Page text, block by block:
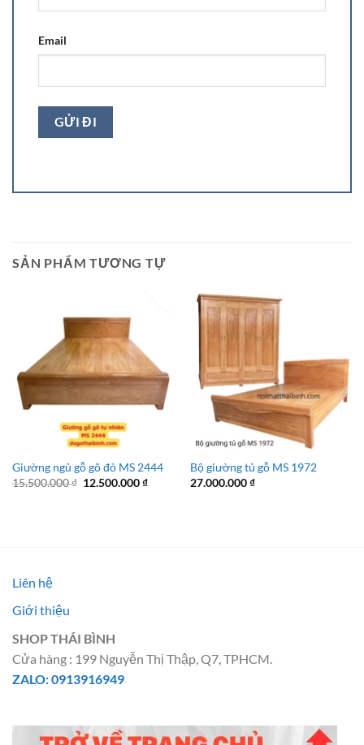
Email
SẢN PHẨM TƯƠNG TỰ
Giường ngủ gỗ gõ đỏ MS 2444
15.500.000₫ Giá
12.500.000₫Giá
Bộ giường tủ gỗ MS 1972
27.000.000₫
Liên hệ
Giới thiệu
SHOP THÁI BÌNH
Cửa hàng : 199 Nguyễn Thị Thập, Q7, TPHCM.
ZALO: 0913916949